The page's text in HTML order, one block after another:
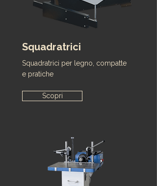
Squadratrici
Squadratrici per legno, compatte
e pratiche
Scopri